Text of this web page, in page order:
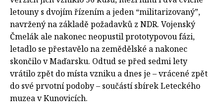
letouny s dvojím řízením a jeden “militarizovaný”,
navržený na základě požadavků z NDR. Vojenský
Čmelák ale nakonec neopustil prototypovou fázi,
letadlo se přestavělo na zemědělské a nakonec
skončilo v Maďarsku. Odtud se před sedmi lety
vrátilo zpět do místa vzniku a dnes je – vrácené zpět
do své prvotní podoby – součástí sbírek Leteckého
muzea v Kunovicích.